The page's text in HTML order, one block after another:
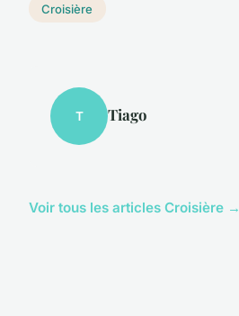
Croisière
T Tiago
Voir tous les articles Croisière →